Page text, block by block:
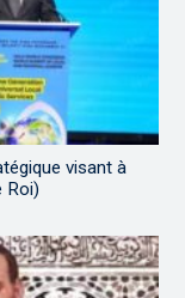
visant à
Roi)